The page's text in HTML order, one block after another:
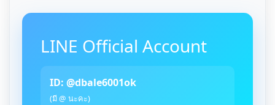
LINE Official Account
ID: @dbale6001ok
(มี @ นะคะ)